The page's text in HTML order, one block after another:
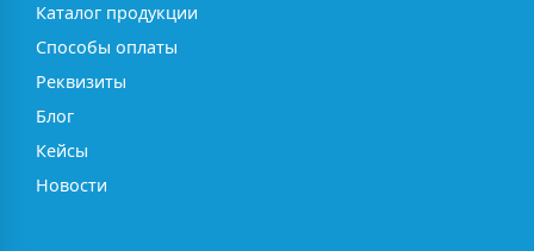
Каталог продукции
Способы оплаты
Реквизиты
Блог
Кейсы
Новости